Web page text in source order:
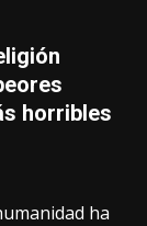
horribles
ha